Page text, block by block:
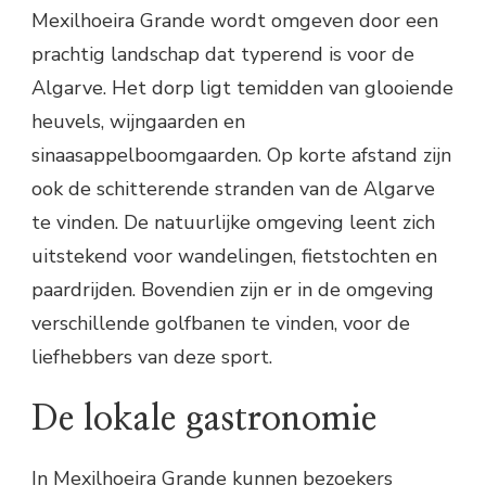
Mexilhoeira Grande wordt omgeven door een
prachtig landschap dat typerend is voor de
Algarve. Het dorp ligt temidden van glooiende
heuvels, wijngaarden en
sinaasappelboomgaarden. Op korte afstand zijn
ook de schitterende stranden van de Algarve
te vinden. De natuurlijke omgeving leent zich
uitstekend voor wandelingen, fietstochten en
paardrijden. Bovendien zijn er in de omgeving
verschillende golfbanen te vinden, voor de
liefhebbers van deze sport.
De lokale gastronomie
In Mexilhoeira Grande kunnen bezoekers